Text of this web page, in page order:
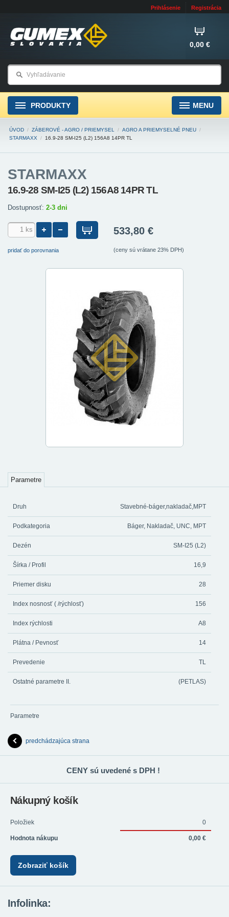
Prihlásenie Registrácia
0,00 €
PRODUKTY MENU
ÚVOD / ZÁBEROVÉ - AGRO / PRIEMYSEL / AGRO A PRIEMYSELNÉ PNEU /
STARMAXX
/ 16.9-28 SM-I25 (L2) 156A8 14PR TL
STARMAXX
16.9-28 SM-I25 (L2) 156A8 14PR TL
Dostupnosť: 2-3 dni
pridať do porovnania
533,80 €
(ceny sú vrátane 23% DPH)
Parametre
Druh Stavebné-báger,nakladač,MPT
Podkategoria Báger, Nakladač, UNC, MPT
Dezén SM-I25 (L2)
Šírka / Profil 16,9
Priemer disku 28
Index nosnosť ( /rýchlosť) 156
Index rýchlosti A8
Plátna / Pevnosť 14
Prevedenie TL
Ostatné parametre II. (PETLAS)
Parametre
predchádzajúca strana
CENY sú uvedené s DPH !
Nákupný košík
Položiek 0
Hodnota nákupu 0,00 €
Zobraziť košík
Infolinka: